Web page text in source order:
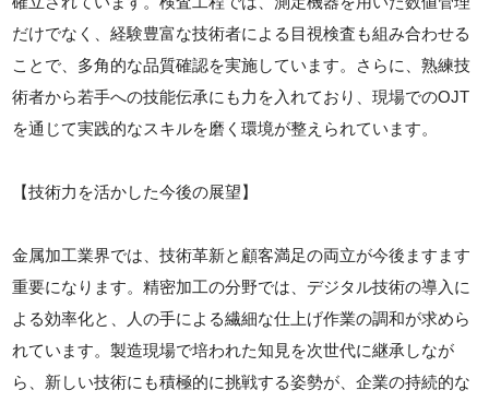
だけでなく、経験豊富な技術者による目視検査も組み合わせる
ことで、多角的な品質確認を実施しています。さらに、熟練技
術者から若手への技能伝承にも力を入れており、現場でのOJT
を通じて実践的なスキルを磨く環境が整えられています。
【技術力を活かした今後の展望】
金属加工業界では、技術革新と顧客満足の両立が今後ますます
重要になります。精密加工の分野では、デジタル技術の導入に
よる効率化と、人の手による繊細な仕上げ作業の調和が求めら
れています。製造現場で培われた知見を次世代に継承しなが
ら、新しい技術にも積極的に挑戦する姿勢が、企業の持続的な